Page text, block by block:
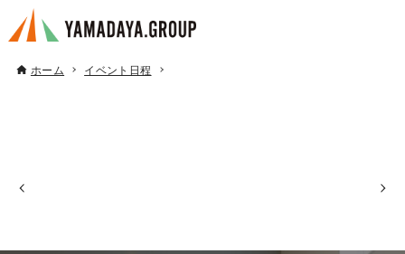
ホーム イベント日程